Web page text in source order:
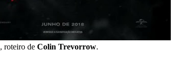
, roteiro de Colin Trevorrow.